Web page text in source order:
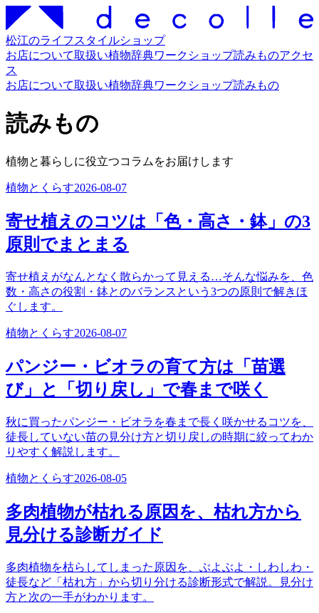
松江のライフスタイルショップ
お店について取扱い植物辞典ワークショップ読みものアクセ
ス
お店について取扱い植物辞典ワークショップ読みもの
読みもの
植物と暮らしに役立つコラムをお届けします
植物とくらす2026-08-07
寄せ植えのコツは「色・高さ・鉢」の3
原則でまとまる
寄せ植えがなんとなく散らかって見える…そんな悩みを、色
数・高さの役割・鉢とのバランスという3つの原則で解きほ
ぐします。
植物とくらす2026-08-07
パンジー・ビオラの育て方は「苗選
び」と「切り戻し」で春まで咲く
秋に買ったパンジー・ビオラを春まで長く咲かせるコツを、
徒長していない苗の見分け方と切り戻しの時期に絞ってわか
りやすく解説します。
植物とくらす2026-08-05
多肉植物が枯れる原因を、枯れ方から
見分ける診断ガイド
多肉植物を枯らしてしまった原因を、ぶよぶよ・しわしわ・
徒長など「枯れ方」から切り分ける診断形式で解説。見分け
方と次の一手がわかります。